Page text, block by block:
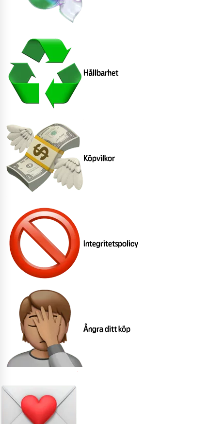
Hållbarhet
Köpvilkor
Integritetspolicy
Ångra ditt köp